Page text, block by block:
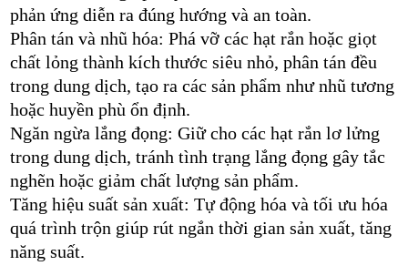
phản ứng diễn ra đúng hướng và an toàn.
Phân tán và nhũ hóa: Phá vỡ các hạt rắn hoặc giọt
chất lỏng thành kích thước siêu nhỏ, phân tán đều
trong dung dịch, tạo ra các sản phẩm như nhũ tương
hoặc huyền phù ổn định.
Ngăn ngừa lắng đọng: Giữ cho các hạt rắn lơ lửng
trong dung dịch, tránh tình trạng lắng đọng gây tắc
nghẽn hoặc giảm chất lượng sản phẩm.
Tăng hiệu suất sản xuất: Tự động hóa và tối ưu hóa
quá trình trộn giúp rút ngắn thời gian sản xuất, tăng
năng suất.